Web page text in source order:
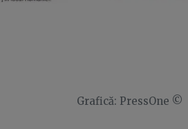
Grafică: PressOne ©